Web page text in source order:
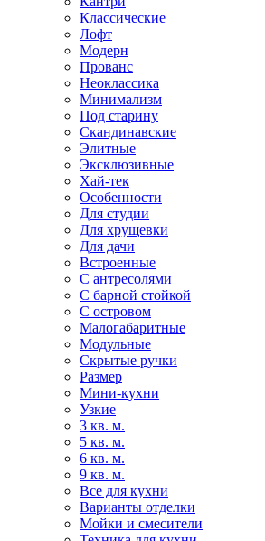
Классические
Лофт
Модерн
Прованс
Неоклассика
Минимализм
Под старину
Скандинавские
Элитные
Эксклюзивные
Хай-тек
Особенности
Для студии
Для хрущевки
Для дачи
Встроенные
С антресолями
С барной стойкой
С островом
Малогабаритные
Модульные
Скрытые ручки
Размер
Мини-кухни
Узкие
3 кв. м.
5 кв. м.
6 кв. м.
9 кв. м.
Все для кухни
Варианты отделки
Мойки и смесители